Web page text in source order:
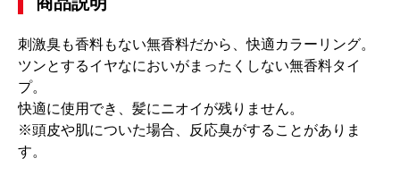
刺激臭も香料もない無香料だから、快適カラーリング。
ツンとするイヤなにおいがまったくしない無香料タイ
プ。
快適に使用でき、髪にニオイが残りません。
※頭皮や肌についた場合、反応臭がすることがありま
す。